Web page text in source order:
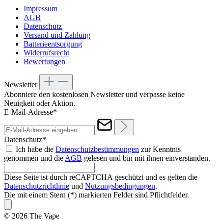
Impressum
AGB
Datenschutz
Versand und Zahlung
Batterieentsorgung
Widerrufsrecht
Bewertungen
Newsletter
Abonniere den kostenlosen Newsletter und verpasse keine
Neuigkeit oder Aktion.
E-Mail-Adresse*
Datenschutz*
Ich habe die Datenschutzbestimmungen zur Kenntnis
genommen und die AGB gelesen und bin mit ihnen einverstanden.
Diese Seite ist durch reCAPTCHA geschützt und es gelten die
Datenschutzrichtlinie und Nutzungsbedingungen.
Die mit einem Stern (*) markierten Felder sind Pflichtfelder.
© 2026 The Vape